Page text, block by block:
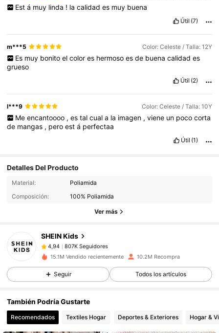
Est á muy linda ! la calidad es muy buena
Útil (7)
m***5 Color: Celeste / Talla: 12Y
Es muy bonito el color es hermoso es de buena calidad es
grueso
Útil (2)
l***9 Color: Celeste / Talla: 10Y
Me encantoooo , es tal cual a la imagen , viene un poco corta
de mangas , peroestá perfectaa
Útil (1)
Detalles Del Producto
Material:
Poliamida
Composición:
100% Poliamida
Ver más
SHEIN Kids
807K Seguidores
4,94
807K Seguidores
r***6 pagóHace 1 día
4,94 807K Seguidores
4,94 807K Seguidores
15.1M Vendido recientemente 10.2M Recompra
Seguir Todos los artículos
También Podría Gustarte
Recomendados Textiles Hogar Deportes & Exteriores Hogar &